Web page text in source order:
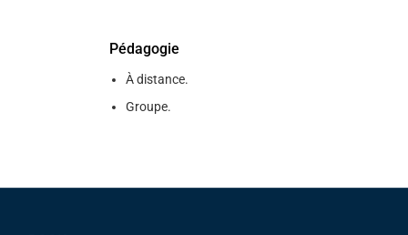
Pédagogie
À distance.
Groupe.